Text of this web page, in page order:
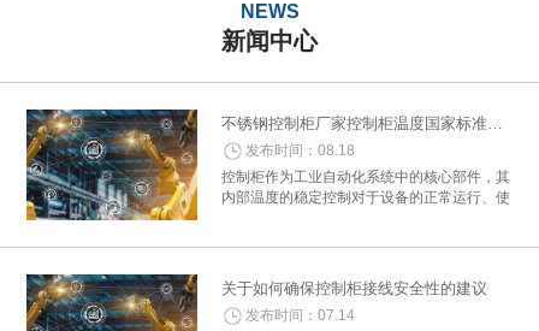
NEWS
新闻中心
不锈钢控制柜厂家控制柜温度国家标准概述
发布时间：08.18
控制柜作为工业自动化系统中的核心部件，其
内部温度的稳定控制对于设备的正常运行、使
关于如何确保控制柜接线安全性的建议
发布时间：07.14